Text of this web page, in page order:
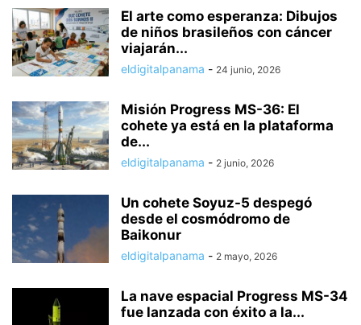
El arte como esperanza: Dibujos
de niños brasileños con cáncer
viajarán...
eldigitalpanama - 24 junio, 2026
Misión Progress MS-36: El
cohete ya está en la plataforma
de...
eldigitalpanama - 2 junio, 2026
Un cohete Soyuz-5 despegó
desde el cosmódromo de
Baikonur
eldigitalpanama - 2 mayo, 2026
La nave espacial Progress MS-34
fue lanzada con éxito a la...